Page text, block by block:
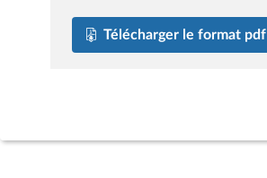
Télécharger le format pdf